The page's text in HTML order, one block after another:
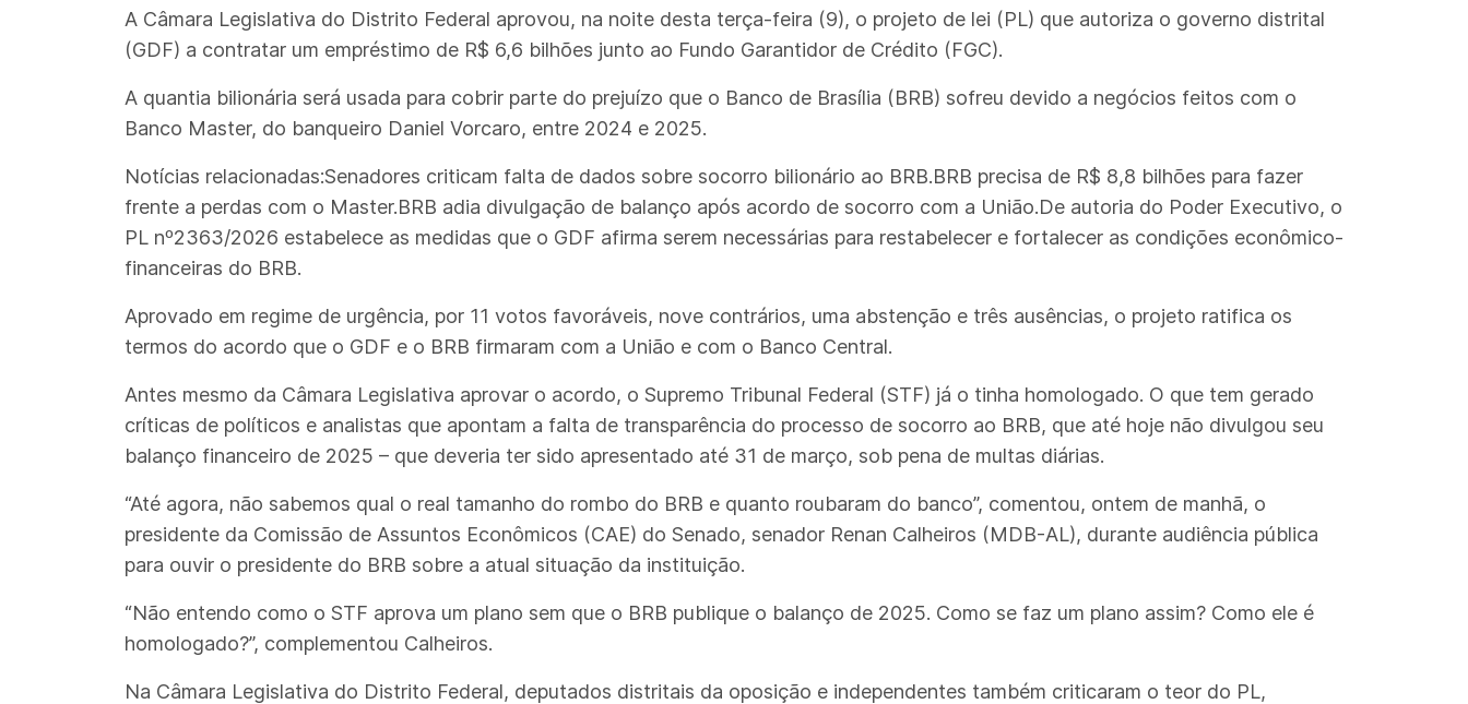
A Câmara Legislativa do Distrito Federal aprovou, na noite desta terça-feira (9), o projeto de lei (PL) que autoriza o governo distrital
(GDF) a contratar um empréstimo de R$ 6,6 bilhões junto ao Fundo Garantidor de Crédito (FGC).
A quantia bilionária será usada para cobrir parte do prejuízo que o Banco de Brasília (BRB) sofreu devido a negócios feitos com o
Banco Master, do banqueiro Daniel Vorcaro, entre 2024 e 2025.
Notícias relacionadas:Senadores criticam falta de dados sobre socorro bilionário ao BRB.BRB precisa de R$ 8,8 bilhões para fazer
frente a perdas com o Master.BRB adia divulgação de balanço após acordo de socorro com a União.De autoria do Poder Executivo, o
PL nº2363/2026 estabelece as medidas que o GDF afirma serem necessárias para restabelecer e fortalecer as condições econômico-
financeiras do BRB.
Aprovado em regime de urgência, por 11 votos favoráveis, nove contrários, uma abstenção e três ausências, o projeto ratifica os
termos do acordo que o GDF e o BRB firmaram com a União e com o Banco Central.
Antes mesmo da Câmara Legislativa aprovar o acordo, o Supremo Tribunal Federal (STF) já o tinha homologado. O que tem gerado
críticas de políticos e analistas que apontam a falta de transparência do processo de socorro ao BRB, que até hoje não divulgou seu
balanço financeiro de 2025 – que deveria ter sido apresentado até 31 de março, sob pena de multas diárias.
“Até agora, não sabemos qual o real tamanho do rombo do BRB e quanto roubaram do banco”, comentou, ontem de manhã, o
presidente da Comissão de Assuntos Econômicos (CAE) do Senado, senador Renan Calheiros (MDB-AL), durante audiência pública
para ouvir o presidente do BRB sobre a atual situação da instituição.
“Não entendo como o STF aprova um plano sem que o BRB publique o balanço de 2025. Como se faz um plano assim? Como ele é
homologado?”, complementou Calheiros.
Na Câmara Legislativa do Distrito Federal, deputados distritais da oposição e independentes também criticaram o teor do PL,